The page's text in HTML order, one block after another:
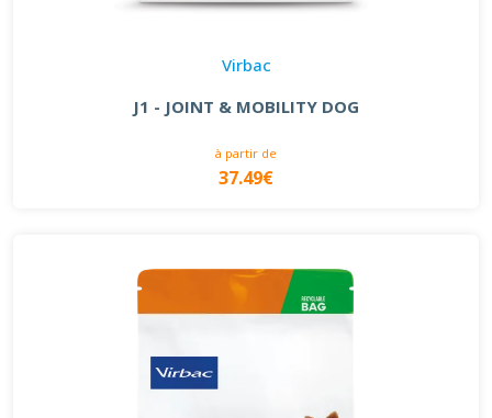
Virbac
J1 - JOINT & MOBILITY DOG
à partir de
37.49€